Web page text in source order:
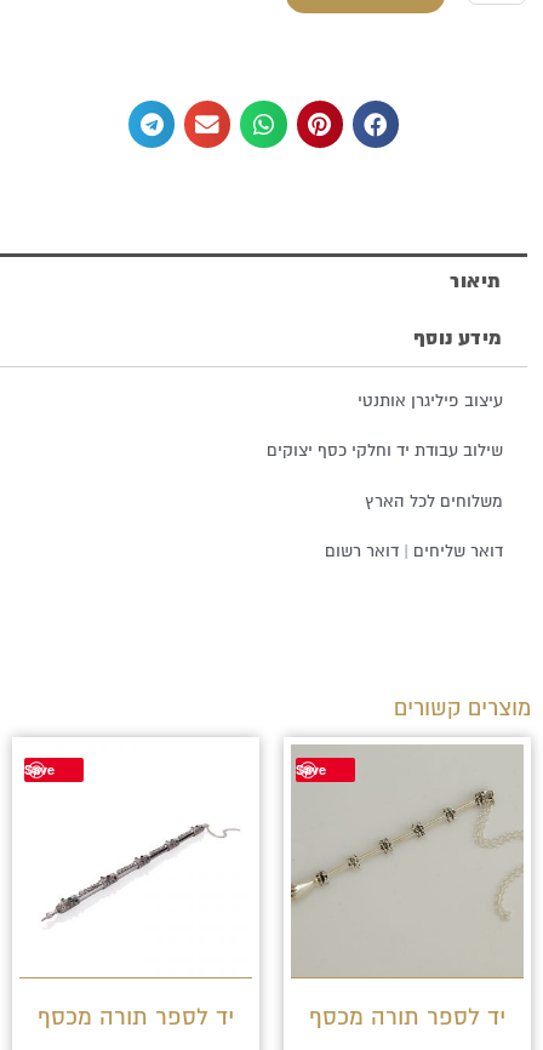
תיאור
מידע נוסף
עיצוב פיליגרן אותנטי
שילוב עבודת יד וחלקי כסף יצוקים
משלוחים לכל הארץ
דואר שליחים | דואר רשום
מוצרים קשורים
Save
יד לספר תורה מכסף
Save
יד לספר תורה מכסף